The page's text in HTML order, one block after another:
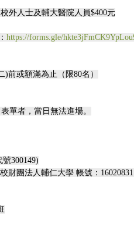
外人士及輔大醫院人員$400元
https://forms.gle/
)前或額滿為止（限80名）
單者，當日無法進場。
300149)
財團法人輔仁大學 帳號：